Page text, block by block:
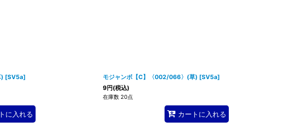
[SV5a]
に入れる
モジャンボ【C】〈002/066〉(草) [SV5a]
9円(税込)
在庫数 20点
カートに入れる